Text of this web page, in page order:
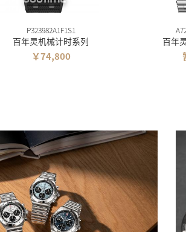
P323982A1F1S1
百年灵机械计时系列
￥74,800
百年